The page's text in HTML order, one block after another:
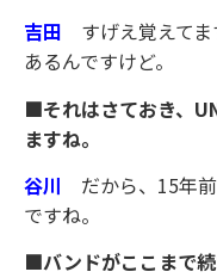
吉田 すげえ覚えて
あるんですけど。
■それはさておき、
ますね。
谷川 だから、15年
ですね。
■バンドがここまで